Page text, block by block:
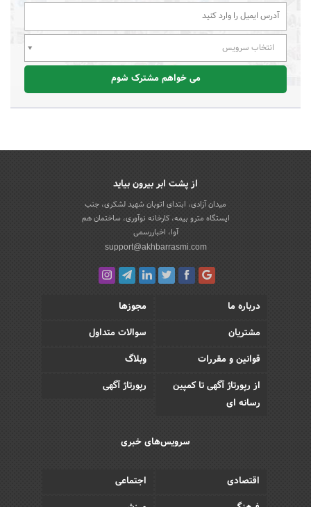
انتخاب سرویس
می خواهم مشترک شوم
از پشت ابر بیرون بیاید
میدان آزادی، ابتدای اتوبان شهید لشکری، جنب
ایستگاه مترو بیمه، کارخانه نوآوری، ساختمان هم
آوا، اخباررسمی
support@akhbarrasmi.com
درباره ما
مجوزها
مشتریان
سوالات متداول
قوانین و مقررات
وبلاگ
از رپورتاژ آگهی تا کمپین
رسانه ای
رپورتاژ آگهی
سرویس‌های خبری
اقتصادی
اجتماعی